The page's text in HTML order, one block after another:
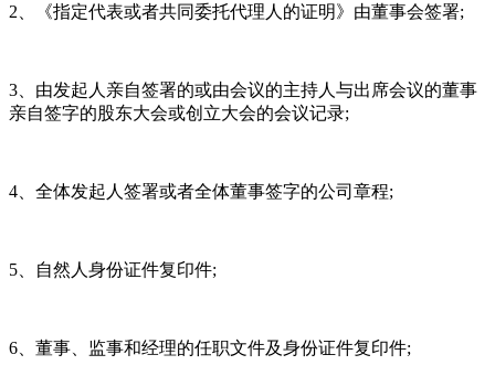
2、《指定代表或者共同委托代理人的证明》由董事会签署;
3、由发起人亲自签署的或由会议的主持人与出席会议的董事
亲自签字的股东大会或创立大会的会议记录;
4、全体发起人签署或者全体董事签字的公司章程;
5、自然人身份证件复印件;
6、董事、监事和经理的任职文件及身份证件复印件;